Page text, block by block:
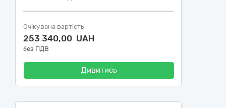
Очікувана вартість
253 340,00 UAH
без ПДВ
Дивитись